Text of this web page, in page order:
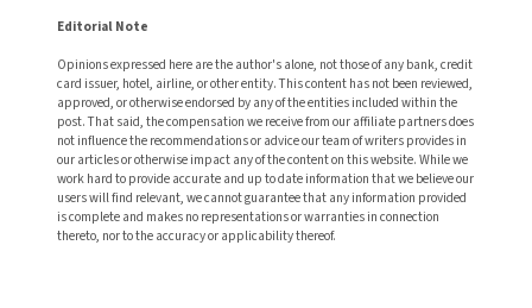
Editorial Note
Opinions expressed here are the author's alone, not those of any bank, credit
card issuer, hotel, airline, or other entity. This content has not been reviewed,
approved, or otherwise endorsed by any of the entities included within the
post. That said, the compensation we receive from our affiliate partners does
not influence the recommendations or advice our team of writers provides in
our articles or otherwise impact any of the content on this website. While we
work hard to provide accurate and up to date information that we believe our
users will find relevant, we cannot guarantee that any information provided
is complete and makes no representations or warranties in connection
thereto, nor to the accuracy or applicability thereof.